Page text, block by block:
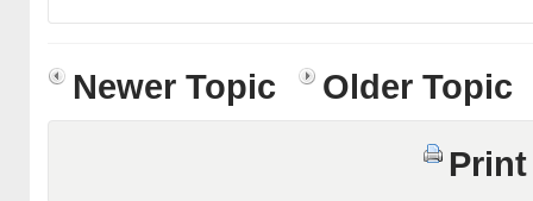
Newer Topic
Older Topic